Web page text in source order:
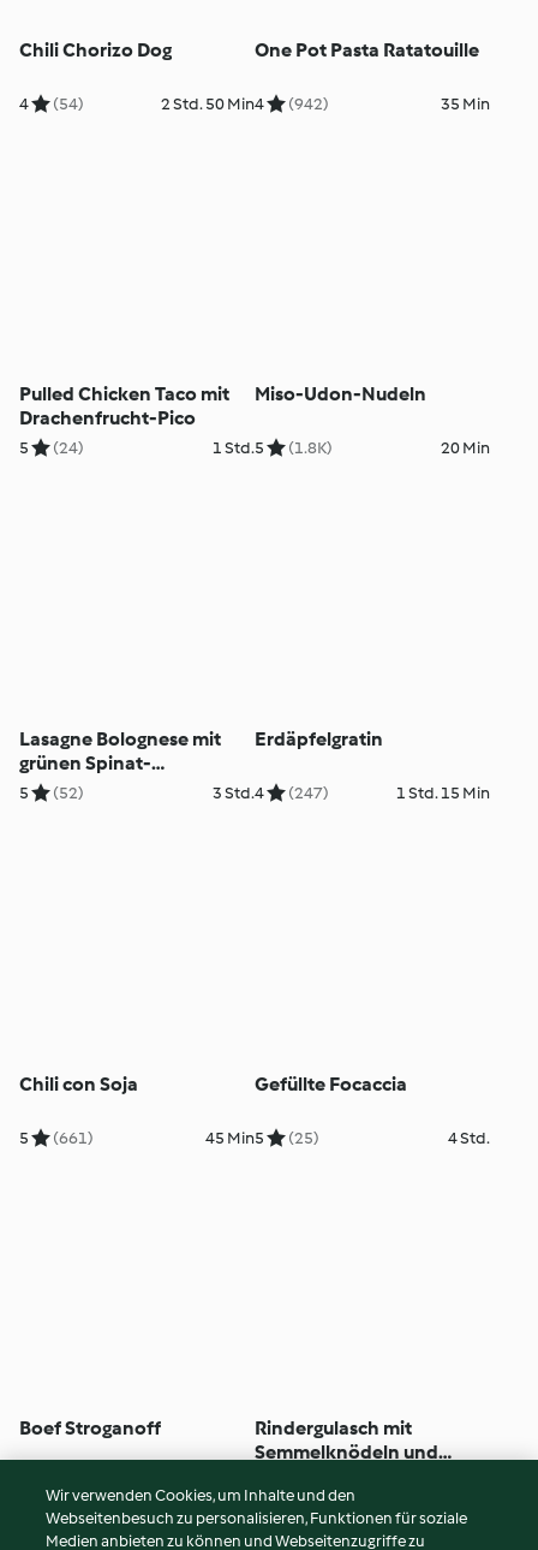
Chili Chorizo Dog
4 (54) 2 Std. 50 Min
One Pot Pasta Ratatouille
4 (942) 35 Min
Pulled Chicken Taco mit
Drachenfrucht-Pico
5 (24) 1 Std.
Miso-Udon-Nudeln
5 (1.8K) 20 Min
Lasagne Bolognese mit
grünen Spinat-
Teigblättern
5 (52) 3 Std.
Erdäpfelgratin
4 (247) 1 Std. 15 Min
Chili con Soja
5 (661) 45 Min
Gefüllte Focaccia
5 (25) 4 Std.
Boef Stroganoff
Rindergulasch mit
Semmelknödeln und
© Copyright 2026
Wir verwenden Cookies, um Inhalte und den
Webseitenbesuch zu personalisieren, Funktionen für soziale
Medien anbieten zu können und Webseitenzugriffe zu